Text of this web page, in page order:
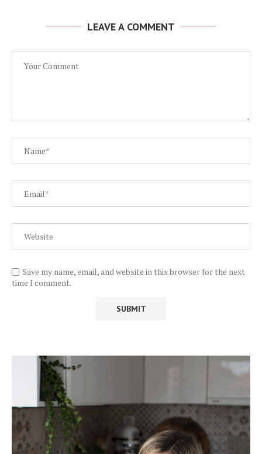
LEAVE A COMMENT
Save my name, email, and website in this browser for the next
time I comment.